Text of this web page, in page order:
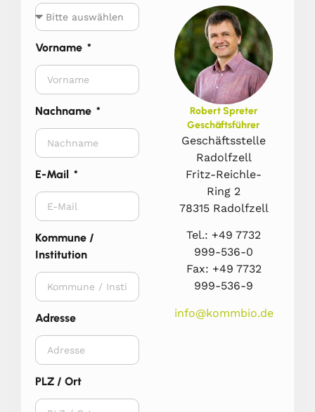
Vorname
Nachname
E-Mail
Kommune /
Institution
Adresse
PLZ / Ort
Robert Spreter
Geschäftsführer
Geschäftsstelle
Radolfzell
Fritz-Reichle-
Ring 2
78315 Radolfzell
Tel.: +49 7732
999-536-0
Fax: +49 7732
999-536-9
info@kommbio.de